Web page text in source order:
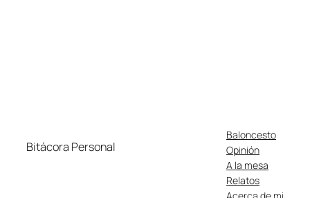
Bitácora Personal
Baloncesto
Opinión
A la mesa
Relatos